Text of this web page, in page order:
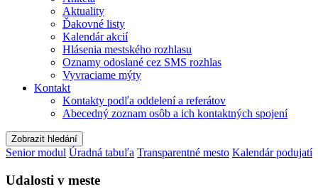
Aktuality
Ďakovné listy
Kalendár akcií
Hlásenia mestského rozhlasu
Oznamy odoslané cez SMS rozhlas
Vyvraciame mýty
Kontakt
Kontakty podľa oddelení a referátov
Abecedný zoznam osôb a ich kontaktných spojení
Zobrazit hledání
Senior modul Úradná tabuľa Transparentné mesto Kalendár podujatí
Udalosti v meste